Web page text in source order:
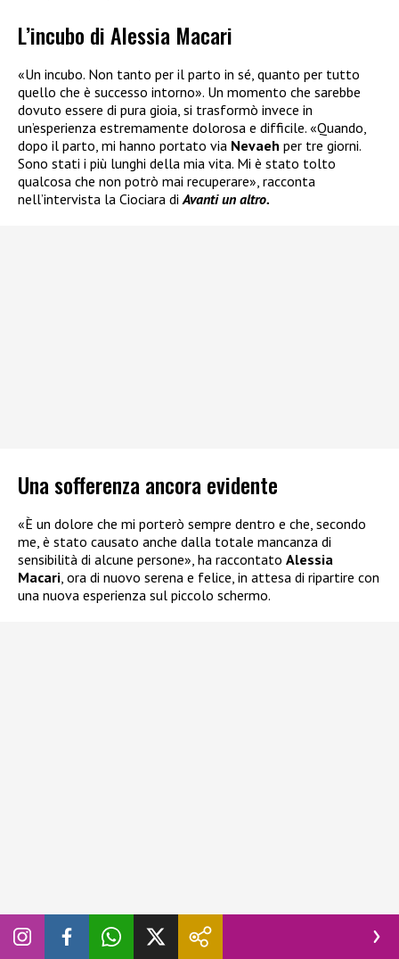
L’incubo di Alessia Macari
«Un incubo. Non tanto per il parto in sé, quanto per tutto
quello che è successo intorno». Un momento che sarebbe
dovuto essere di pura gioia, si trasformò invece in
un’esperienza estremamente dolorosa e difficile. «Quando,
dopo il parto, mi hanno portato via Nevaeh per tre giorni.
Sono stati i più lunghi della mia vita. Mi è stato tolto
qualcosa che non potrò mai recuperare», racconta
nell’intervista la Ciociara di Avanti un altro.
Una sofferenza ancora evidente
«È un dolore che mi porterò sempre dentro e che, secondo
me, è stato causato anche dalla totale mancanza di
sensibilità di alcune persone», ha raccontato Alessia
Macari, ora di nuovo serena e felice, in attesa di ripartire con
una nuova esperienza sul piccolo schermo.